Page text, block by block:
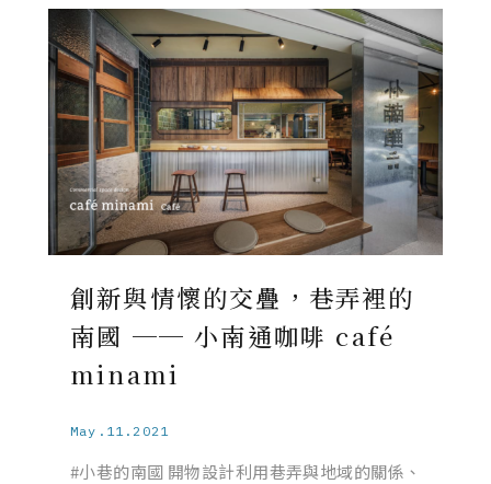
創新與情懷的交疊，巷弄裡的
南國 ── 小南通咖啡 café
minami
May.11.2021
#小巷的南國 開物設計利用巷弄與地域的關係、